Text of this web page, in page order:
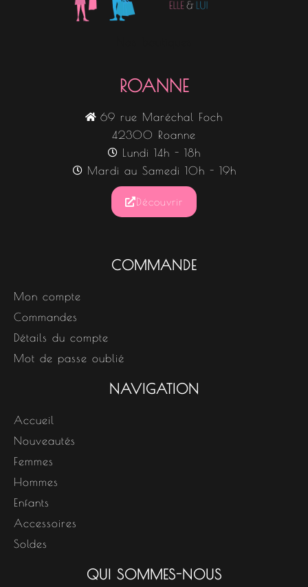
ROANNE
69 rue Maréchal Foch
42300 Roanne
Lundi 14h - 18h
Mardi au Samedi 10h - 19h
Découvrir
COMMANDE
Mon compte
Commandes
Détails du compte
Mot de passe oublié
NAVIGATION
Accueil
Nouveautés
Femmes
Hommes
Enfants
Accessoires
Soldes
QUI SOMMES-NOUS